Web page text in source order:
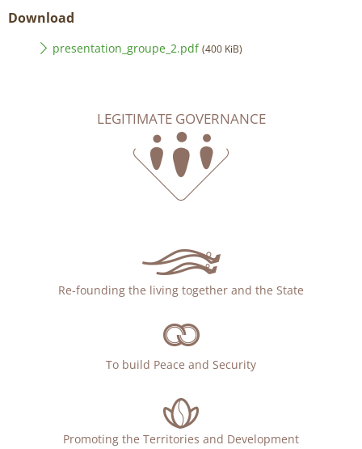
Download
presentation_groupe_2.pdf (400 KiB)
LEGITIMATE GOVERNANCE
Re-founding the living together and the State
To build Peace and Security
Promoting the Territories and Development